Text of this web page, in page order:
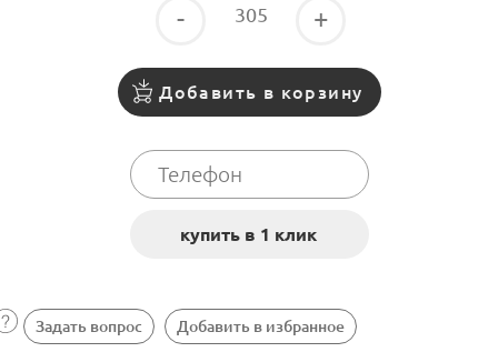
- +
Добавить в корзину
Задать вопрос Добавить в избранное